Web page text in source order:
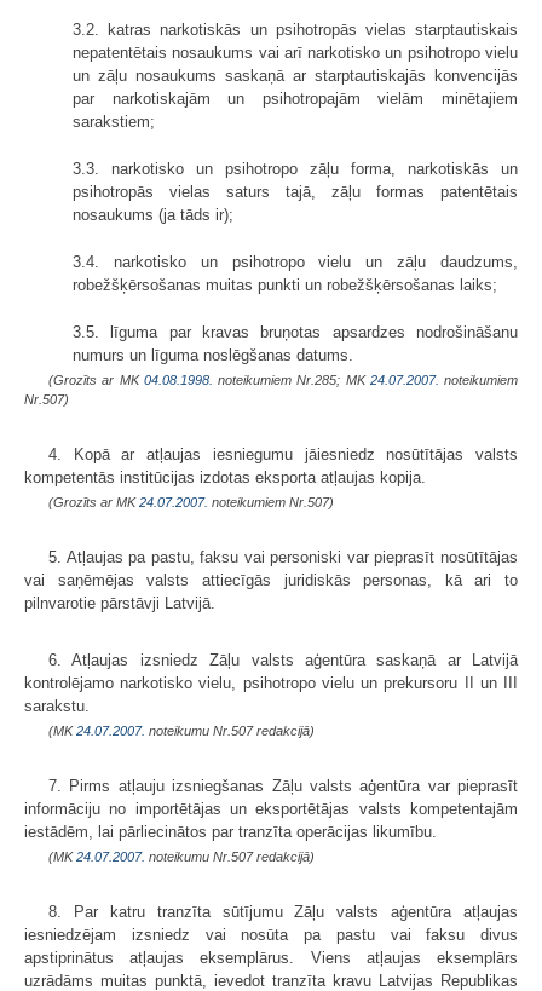
3.2. katras narkotiskās un psihotropās vielas starptautiskais
nepatentētais nosaukums vai arī narkotisko un psihotropo vielu
un zāļu nosaukums saskaņā ar starptautiskajās konvencijās
par narkotiskajām un psihotropajām vielām minētajiem
sarakstiem;
3.3. narkotisko un psihotropo zāļu forma, narkotiskās un
psihotropās vielas saturs tajā, zāļu formas patentētais
nosaukums (ja tāds ir);
3.4. narkotisko un psihotropo vielu un zāļu daudzums,
robežšķērsošanas muitas punkti un robežšķērsošanas laiks;
3.5. līguma par kravas bruņotas apsardzes nodrošināšanu
numurs un līguma noslēgšanas datums.
(Grozīts ar MK 04.08.1998. noteikumiem Nr.285; MK 24.07.2007. noteikumiem
Nr.507)
4. Kopā ar atļaujas iesniegumu jāiesniedz nosūtītājas valsts
kompetentās institūcijas izdotas eksporta atļaujas kopija.
(Grozīts ar MK24.07.2007. noteikumiem Nr.507)
5. Atļaujas pa pastu, faksu vai personiski var pieprasīt nosūtītājas
vai saņēmējas valsts attiecīgās juridiskās personas, kā ari to
pilnvarotie pārstāvji Latvijā.
6. Atļaujas izsniedz Zāļu valsts aģentūra saskaņā ar Latvijā
kontrolējamo narkotisko vielu, psihotropo vielu un prekursoru II un III
sarakstu.
(MK24.07.2007. noteikumu Nr.507 redakcijā)
7. Pirms atļauju izsniegšanas Zāļu valsts aģentūra var pieprasīt
infor­māciju no importētājas un eksportētājas valsts kompetentajām
iestādēm, lai pārliecinātos par tranzīta operācijas likumību.
(MK24.07.2007. noteikumu Nr.507 redakcijā)
8. Par katru tranzīta sūtījumu Zāļu valsts aģentūra atļaujas
iesniedzējam izsniedz vai nosūta pa pastu vai faksu divus
apstiprinātus atļaujas eksemplārus. Viens atļaujas eksemplārs
uzrādāms muitas punktā, ievedot tranzīta kravu Latvijas Republikas